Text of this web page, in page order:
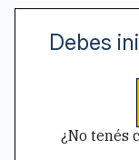
Debes
¿No tenés